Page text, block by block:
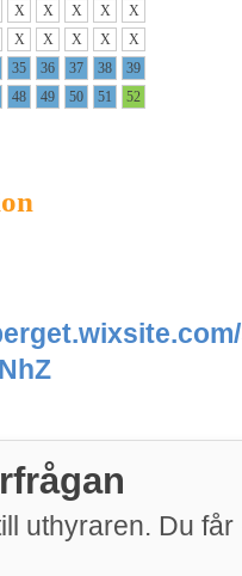
X X X X
X
X X X X
X
35 36 37 38
39
48 49 50 51
52
uthyraren. Du får